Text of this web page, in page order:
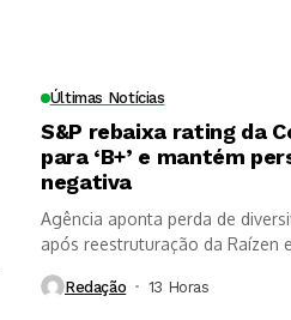
Últimas Notícias
S&P rebaixa rating da
para ‘B+’ e mantém
negativa
Agência aponta perda de
após reestruturação da Raízen
Redação 13 Horas ⁮